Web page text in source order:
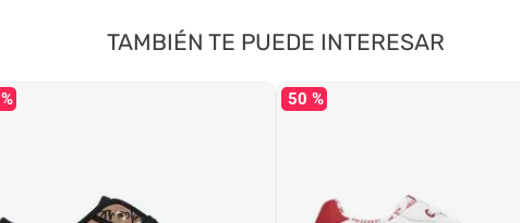
TAMBIÉN TE PUEDE INTERESAR
50 %